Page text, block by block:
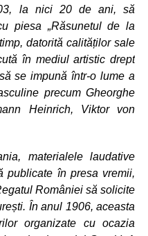
la nici 20 de ani, să
piesa „Răsunetul de la
datorită calităților sale
în mediul artistic drept
se impună într-o lume a
precum Gheorghe
Heinrich, Viktor von
materialele laudative
publicate în presa vremii,
României să solicite
În anul 1906, aceasta
organizate cu ocazia